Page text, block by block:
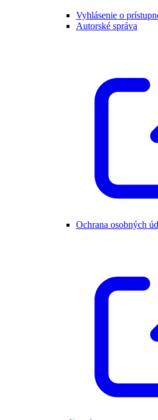
Vyhlásenie o
Autorské správa
Ochrana osobných